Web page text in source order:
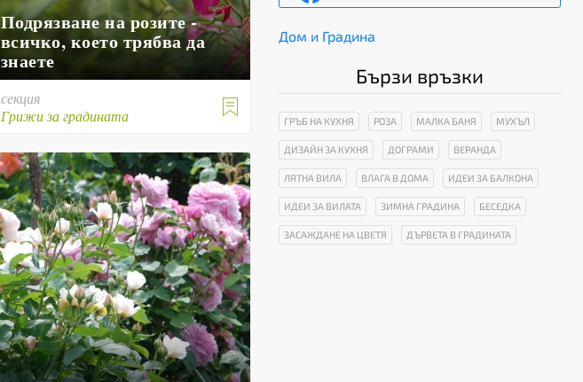
Подрязване на розите -
всичко, което трябва да
знаете

секция
Грижи за градината
Дом и Градина
Бързи връзки
ГРЪБ НА КУХНЯ РОЗА МАЛКА БАНЯ МУХЪЛ
ДИЗАЙН ЗА КУХНЯ ДОГРАМИ ВЕРАНДА
ЛЯТНА ВИЛА ВЛАГА В ДОМА ИДЕИ ЗА БАЛКОНА
ИДЕИ ЗА ВИЛАТА ЗИМНА ГРАДИНА БЕСЕДКА
ЗАСАЖДАНЕ НА ЦВЕТЯ ДЪРВЕТА В ГРАДИНАТА